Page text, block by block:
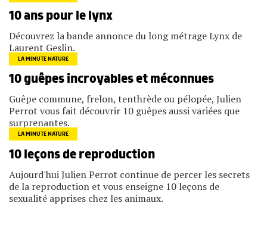
10 ans pour le lynx
Découvrez la bande annonce du long métrage Lynx de
Laurent Geslin.
LA MINUTE NATURE
10 guêpes incroyables et méconnues
Guêpe commune, frelon, tenthrède ou pélopée, Julien
Perrot vous fait découvrir 10 guêpes aussi variées que
surprenantes.
LA MINUTE NATURE
10 leçons de reproduction
Aujourd'hui Julien Perrot continue de percer les secrets
de la reproduction et vous enseigne 10 leçons de
sexualité apprises chez les animaux.